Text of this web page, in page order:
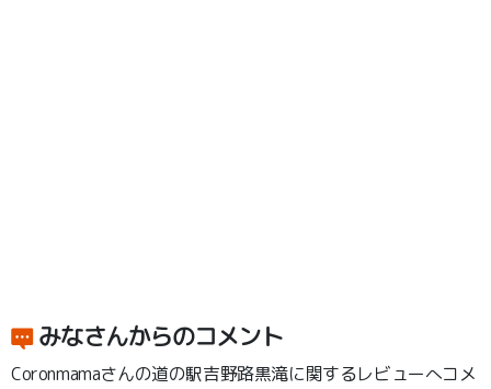
みなさんからのコメント
Coronmamaさんの道の駅吉野路黒滝に関するレビューへコメ